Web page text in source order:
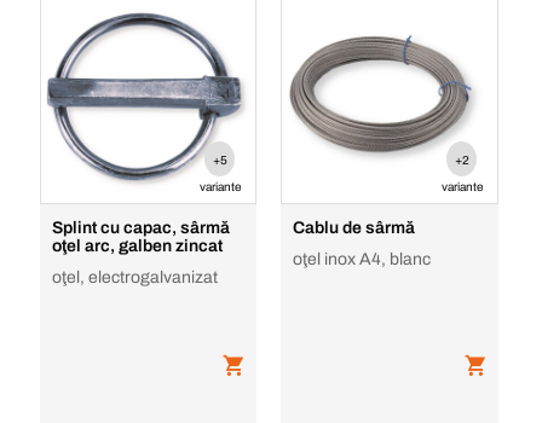
+5
variante
Splint cu capac, sârmă
oţel arc, galben zincat
oţel, electrogalvanizat
+2
variante
Cablu de sârmă
oţel inox A4, blanc